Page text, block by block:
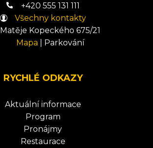
+420 555 131 111
Všechny kontakty
Matěje Kopeckého 675/21
Mapa
Parkování
RYCHLÉ ODKAZY
Aktuální informace
Program
Pronájmy
Restaurace